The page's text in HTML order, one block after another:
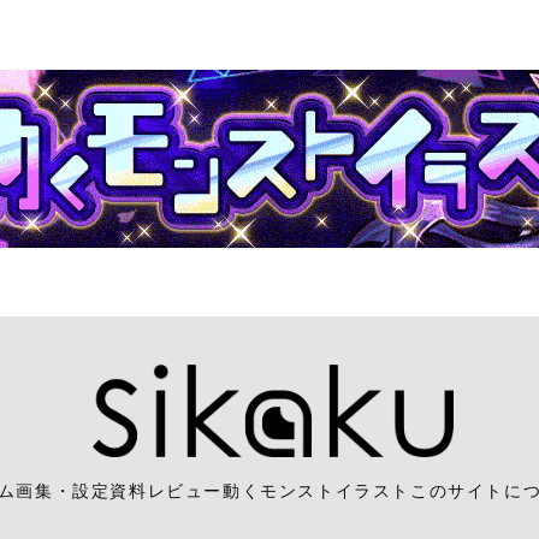
画集・設定資料レビュー動くモンストイラスト このサイトに